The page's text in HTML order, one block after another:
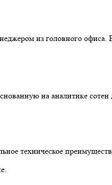
из головного
на аналитике
техническое